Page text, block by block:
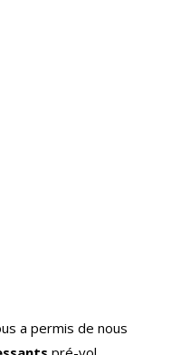
a permis de nous